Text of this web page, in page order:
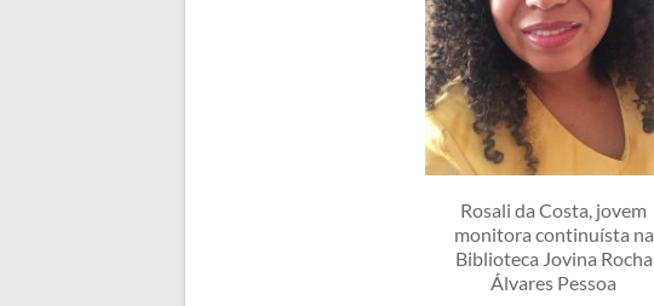
Rosali da Costa, jovem
monitora continuísta na
Biblioteca Jovina Rocha
Álvares Pessoa